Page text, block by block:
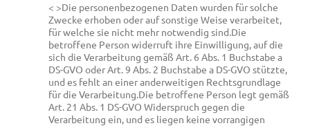
< >Die personenbezogenen Daten wurden für solche
Zwecke erhoben oder auf sonstige Weise verarbeitet,
für welche sie nicht mehr notwendig sind.Die
betroffene Person widerruft ihre Einwilligung, auf die
sich die Verarbeitung gemäß Art. 6 Abs. 1 Buchstabe a
DS-GVO oder Art. 9 Abs. 2 Buchstabe a DS-GVO stützte,
und es fehlt an einer anderweitigen Rechtsgrundlage
für die Verarbeitung.Die betroffene Person legt gemäß
Art. 21 Abs. 1 DS-GVO Widerspruch gegen die
Verarbeitung ein, und es liegen keine vorrangigen